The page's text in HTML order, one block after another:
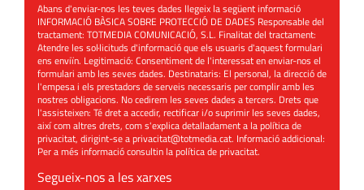
Abans d'enviar-nos les teves dades llegeix la següent informació
INFORMACIÓ BÀSICA SOBRE PROTECCIÓ DE DADES Responsable del
tractament: TOTMEDIA COMUNICACIÓ, S.L. Finalitat del tractament:
Atendre les sol·licituds d'informació que els usuaris d'aquest formulari
ens enviïn. Legitimació: Consentiment de l'interessat en enviar-nos el
formulari amb les seves dades. Destinataris: El personal, la direcció de
l'empesa i els prestadors de serveis necessaris per complir amb les
nostres obligacions. No cedirem les seves dades a tercers. Drets que
l'assisteixen: Té dret a accedir, rectificar i/o suprimir les seves dades,
així com altres drets, com s'explica detalladament a la política de
privacitat, dirigint-se aprivacitat@totmedia.cat. Informació addicional:
Per a més informació consultin lapolítica de privacitat.
Segueix-nos a les xarxes